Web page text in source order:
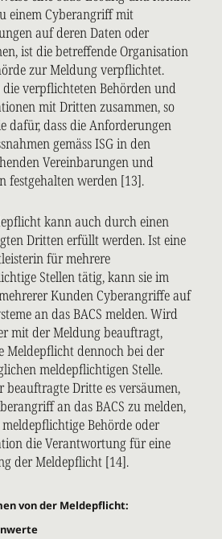
einem Cyberangriff mit
auf deren Daten oder
ist die betreffende Organisation
zur Meldung verpflichtet.
verpflichteten Behörden und
mit Dritten zusammen, so
dafür, dass die Anforderungen
gemäss ISG in den
Vereinbarungen und
festgehalten werden [13].
kann auch durch einen
Dritten erfüllt werden. Ist eine
für mehrere
Stellen tätig, kann sie im
Kunden Cyberangriffe auf
an das BACS melden. Wird
mit der Meldung beauftragt,
Meldepflicht dennoch bei der
meldepflichtigen Stelle.
beauftragte Dritte es versäumen,
an das BACS zu melden,
Behörde oder
die Verantwortung für eine
der Meldepflicht [14].
von der Meldepflicht: